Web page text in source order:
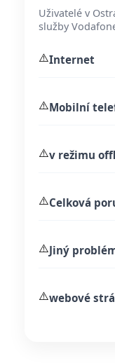
Uživatelé v
služby
⚠️Internet
⚠️Mobilní
⚠️v režimu
⚠️Celková
⚠️Jiný
⚠️webové